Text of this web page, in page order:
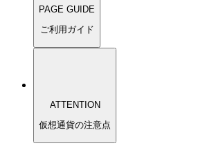
PAGE GUIDE
ご利用ガイド
ATTENTION
仮想通貨の注意点